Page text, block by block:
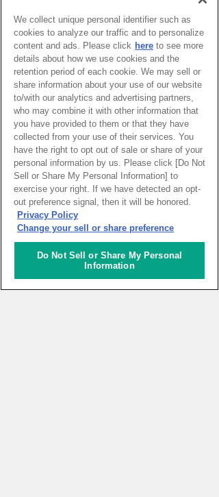
PAGE TOP
HOME イベントカレンダー
コミュニケーター
We collect unique personal identifier such as
cookies to analyze our traffic and to personalize
content and ads. Please click here to see more
details about how we use cookies and the
retention period of each cookie. We may sell or
share information about your use of our website
to/with our analytics and advertising partners,
who may combine it with other information that
you have provided to them or that they have
collected from your use of their services. You
have the right to opt out of sale or share of your
personal information by us. Please click [Do Not
Sell or Share My Personal Information] to
exercise your right. If we have detected an opt-
out preference signal, then it will be honored.
Privacy Policy
Change your sell or share preference
Do Not Sell or Share My Personal
Information